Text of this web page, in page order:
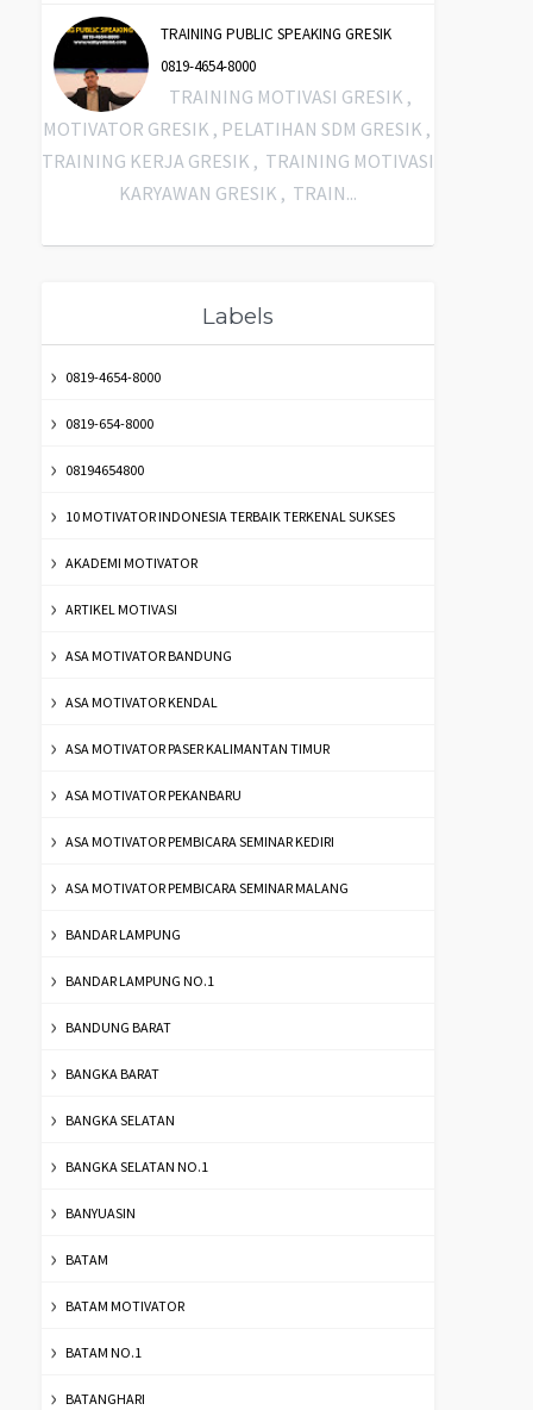
TRAINING PUBLIC SPEAKING GRESIK
0819-4654-8000
TRAINING MOTIVASI GRESIK ,
MOTIVATOR GRESIK , PELATIHAN SDM GRESIK ,
TRAINING KERJA GRESIK , TRAINING MOTIVASI
KARYAWAN GRESIK , TRAIN...
Labels
0819-4654-8000
0819-654-8000
08194654800
10 MOTIVATOR INDONESIA TERBAIK TERKENAL SUKSES
AKADEMI MOTIVATOR
ARTIKEL MOTIVASI
ASA MOTIVATOR BANDUNG
ASA MOTIVATOR KENDAL
ASA MOTIVATOR PASER KALIMANTAN TIMUR
ASA MOTIVATOR PEKANBARU
ASA MOTIVATOR PEMBICARA SEMINAR KEDIRI
ASA MOTIVATOR PEMBICARA SEMINAR MALANG
BANDAR LAMPUNG
BANDAR LAMPUNG NO.1
BANDUNG BARAT
BANGKA BARAT
BANGKA SELATAN
BANGKA SELATAN NO.1
BANYUASIN
BATAM
BATAM MOTIVATOR
BATAM NO.1
BATANGHARI